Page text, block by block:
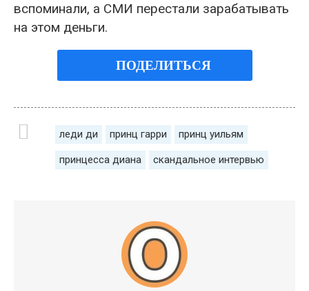
вспоминали, а СМИ перестали зарабатывать
на этом деньги.
ПОДЕЛИТЬСЯ
леди ди принц гарри принц уильям
принцесса диана скандальное интервью